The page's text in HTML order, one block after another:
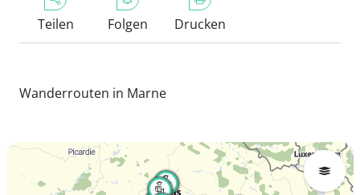
Teilen Folgen Drucken
Wanderrouten in Marne